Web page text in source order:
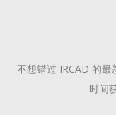
不想错过 IRCAD 的
时间